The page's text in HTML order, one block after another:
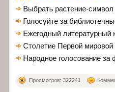
Выбрать растение-
Голосуйте за
Ежегодный литературный
Столетие Первой
Народное голосование
Просмотров: 322241